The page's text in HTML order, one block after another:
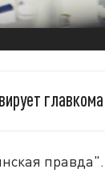
правда".